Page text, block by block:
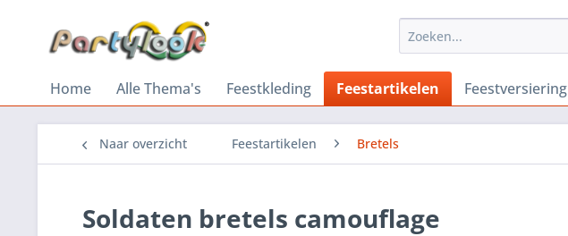
Home Alle Thema's Feestkleding Feestartikelen Feestversiering
Naar overzicht Feestartikelen Bretels
Soldaten bretels camouflage